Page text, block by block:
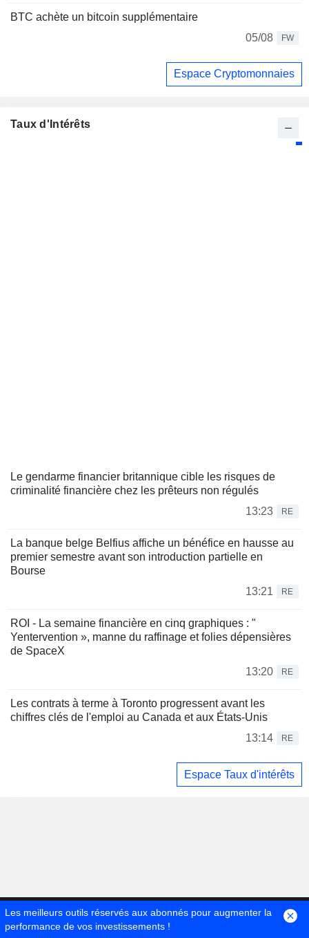
BTC achète un bitcoin supplémentaire
05/08
FW
Espace Cryptomonnaies
Taux d'Intérêts
Le gendarme financier britannique cible les risques de
criminalité financière chez les prêteurs non régulés
13:23
RE
La banque belge Belfius affiche un bénéfice en hausse au
premier semestre avant son introduction partielle en
Bourse
13:21
RE
ROI - La semaine financière en cinq graphiques : "
Yentervention », manne du raffinage et folies dépensières
de SpaceX
13:20
RE
Les contrats à terme à Toronto progressent avant les
chiffres clés de l'emploi au Canada et aux États-Unis
13:14
RE
Espace Taux d'intérêts
Les meilleurs outils réservés aux abonnés pour augmenter la
performance de vos investissements !